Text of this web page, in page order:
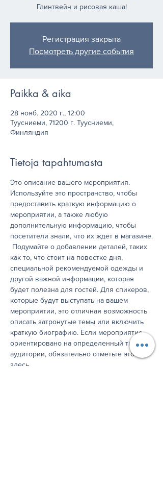
Глинтвейн и рисовая каша!
Регистрация закрыта
Посмотреть другие события
Paikka & aika
28 нояб. 2020 г., 12:00
Туусниеми, 71200 г. Туусниеми,
Финляндия
Tietoja tapahtumasta
Это описание вашего мероприятия.
Используйте это пространство, чтобы
предоставить краткую информацию о
мероприятии, а также любую
дополнительную информацию, чтобы
посетители знали, что их ждет в магазине.
как то, что стоит на повестке дня,
специальной рекомендуемой одежды и
другой важной информации, которая
будет полезна для гостей. Для спикеров,
которые будут выступать на вашем
мероприятии, это отличная возможность
описать затронутые темы или включить
краткую биографию. Если мероприятие
ориентировано на определенный тип
аудитории, обязательно отметьте это
здесь.